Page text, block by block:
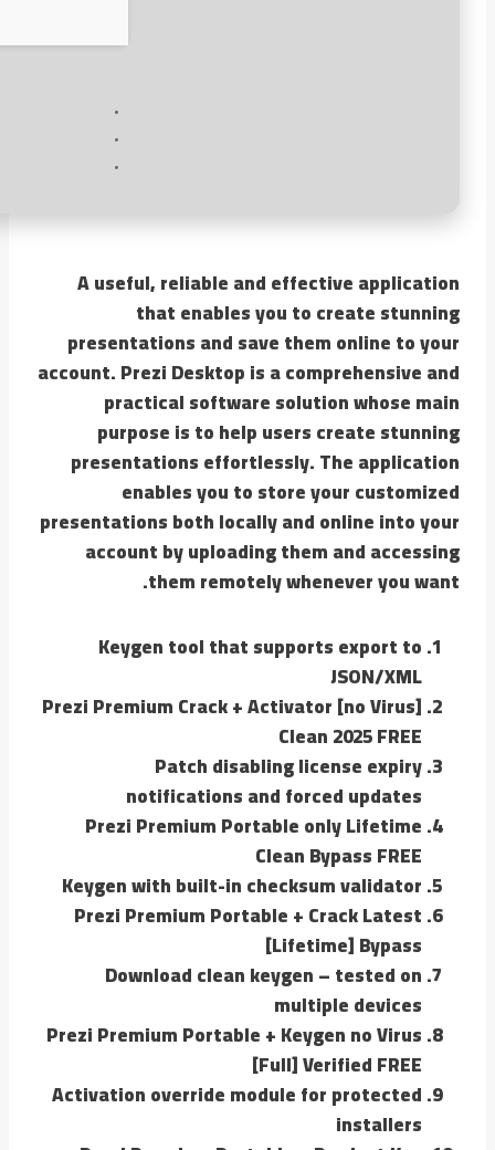
A useful, reliable and effective application
that enables you to create stunning
presentations and save them online to your
account. Prezi Desktop is a comprehensive and
practical software solution whose main
purpose is to help users create stunning
presentations effortlessly. The application
enables you to store your customized
presentations both locally and online into your
account by uploading them and accessing
them remotely whenever you want.
Keygen tool that supports export to
JSON/XML
Prezi Premium Crack + Activator [no Virus]
Clean 2025 FREE
Patch disabling license expiry
notifications and forced updates
Prezi Premium Portable only Lifetime
Clean Bypass FREE
Keygen with built-in checksum validator
Prezi Premium Portable + Crack Latest
[Lifetime] Bypass
Download clean keygen – tested on
multiple devices
Prezi Premium Portable + Keygen no Virus
[Full] Verified FREE
Activation override module for protected
installers